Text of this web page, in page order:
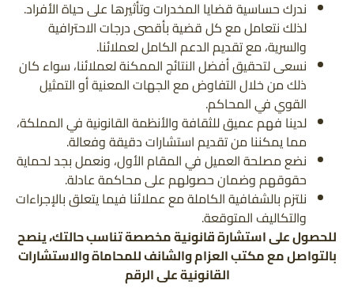
ندرك حساسية قضايا المخدرات وتأثيرها على حياة الأفراد.
لذلك نتعامل مع كل قضية بأقصى درجات الاحترافية
والسرية، مع تقديم الدعم الكامل لعملائنا.
نسعى لتحقيق أفضل النتائج الممكنة لعملائنا، سواء كان
ذلك من خلال التفاوض مع الجهات المعنية أو التمثيل
القوي في المحاكم.
لدينا فهم عميق للثقافة والأنظمة القانونية في المملكة،
مما يمكننا من تقديم استشارات دقيقة وفعالة.
نضع مصلحة العميل في المقام الأول، ونعمل بجد لحماية
حقوقهم وضمان حصولهم على محاكمة عادلة.
نلتزم بالشفافية الكاملة مع عملائنا فيما يتعلق بالإجراءات
والتكاليف المتوقعة.
للحصول على استشارة قانونية مخصصة تناسب حالتك، ينصح
بالتواصل مع مكتب العزام والشانف للمحاماة والاستشارات
القانونية على الرقم